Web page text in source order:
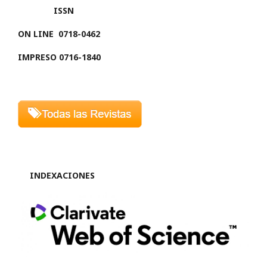
ISSN
ON LINE 0718-0462
IMPRESO 0716-1840
INDEXACIONES